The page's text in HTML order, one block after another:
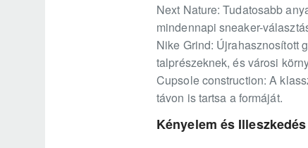
Next Nature: Tudatosabb
mindennapi sneaker-
Nike Grind: Újrahasznosított
talprészeknek, és városi
Cupsole construction: A
távon is tartsa a formáját.
Kényelem és Illeszkedés